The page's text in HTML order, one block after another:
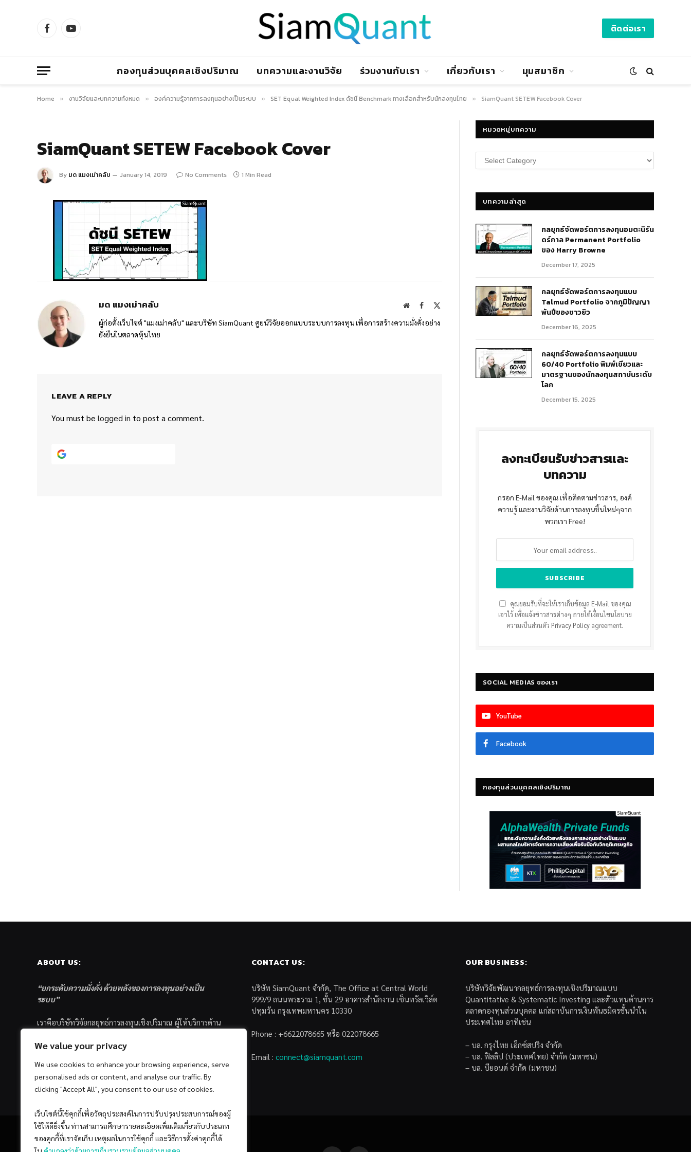
We value your privacy
We use cookies to enhance your browsing experience, serve
personalised ads or content, and analyse our traffic. By
clicking "Accept All", you consent to our use of cookies.
เว็บไซต์นี้ใช้คุกกี้เพื่อวัตถุประสงค์ในการปรับปรุงประสบการณ์ของผู้
ใช้ให้ดียิ่งขึ้น ท่านสามารถศึกษารายละเอียดเพิ่มเติมเกี่ยวกับประเภท
ของคุกกี้ที่เราจัดเก็บ เหตุผลในการใช้คุกกี้ และวิธีการตั้งค่าคุกกี้ได้
FacebookYouTube ติดต่อเรา
กองทุนส่วนบุคคลเชิงปริมาณ บทความและงานวิจัย ร่วมงานกับเรา เกี่ยวกับเรา มุมสมาชิก
Home » งานวิจัยและบทความทั้งหมด » องค์ความรู้จากการลงทุนอย่างเป็นระบบ » SET Equal Weighted Index ดัชนี Benchmark ทางเลือกสำหรับนักลงทุนไทย » SiamQuant SETEW Facebook Cover
SiamQuant SETEW Facebook Cover
By มด แมงเม่าคลับ January 14, 2019 No Comments 1 Min Read
มด แมงเม่าคลับ WebsiteFacebook
ผู้ก่อตั้งเว็บไซต์ "แมงเม่าคลับ" และบริษัท SiamQuant ศูยน์วิจัยออกแบบระบบการลงทุน เพื่อการสร้างความมั่งคั่งอย่าง
ยั่งยืนในตลาดหุ้นไทย
LEAVE A REPLY
You must be logged in to post a comment.
หมวดหมู่บทความ
หมวด
หมู่
บทความล่าสุด
กลยุทธ์​จัดพอร์ตการลงทุนอมตะนิรัน
ดร์กาล Permanent Portfolio
ของ Harry Browne
December 17, 2025
กลยุทธ์จัดพอร์ตการลงทุนแบบ
Talmud Portfolio จากภูมิปัญญา
พันปีของชาวยิว
December 16, 2025
กลยุทธ์จัดพอร์ตการลงทุนแบบ
60/40 Portfolio พิมพ์เขียวและ
มาตรฐานของนักลงทุนสถาบันระดับ
โลก
December 15, 2025
ลงทะเบียนรับข่าวสารและ
บทความ
กรอก E-Mail ของคุณ เพื่อติดตามข่าวสาร, องค์
ความรู้ และงานวิจัยด้านการลงทุนชิ้นใหม่ๆจาก
พวกเรา Free!
คุณยอมรับที่จะให้เราเก็บข้อมูล E-Mail ของคุณ
เอาไว้ เพื่อแจ้งข่าวสารต่างๆ ภายใต้เงื่อนไขนโยบาย
ความเป็นส่วนตัว Privacy Policy agreement.
SOCIAL MEDIAS ของเรา
YouTube
Facebook
กองทุนส่วนบุคคลเชิงปริมาณ
ABOUT US:
“ยกระดับความมั่งคั่ง ด้วยพลังของการลงทุนอย่างเป็น
ระบบ”
เราคือบริษัทวิจัยกลยุทธ์การลงทุนเชิงปริมาณ ผู้ให้บริการด้าน
ส่วนบุคคล ซึ่งมีเป้าหมายที่จะช่วยเหลือให้นักลงทุนไทย
ด้วยแนวคิดและกระบวนการลงทุนอย่างเป็นระบบแบบ
Quantitative & Systematic Investing
CONTACT US:
บริษัท SiamQuant จำกัด, The Office at Central World
999/9 ถนนพระราม 1, ชั้น 29 อาคารสำนักงาน เซ็นทรัลเวิล์ด
ปทุมวัน กรุงเทพมหานคร 10330
Phone : +6622078665 หรือ 022078665
Email : connect@siamquant.com
OUR BUSINESS:
บริษัทวิจัยพัฒนากลยุทธ์การลงทุนเชิงปริมาณแบบ
Quantitative & Systematic Investing และตัวแทนด้านการ
ตลาดกองทุนส่วนบุคคล แก่สถาบันการเงินพันธมิตรชั้นนำใน
ประเทศไทย อาทิเช่น
– บล. กรุงไทย เอ็กซ์สปริง จำกัด
– บล. ฟิลลิป (ประเทศไทย) จำกัด (มหาชน)
– บล. บียอนด์ จำกัด (มหาชน)